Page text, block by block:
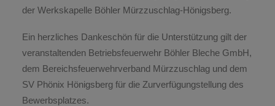
der Werkskapelle Böhler Mürzzuschlag-Hönigsberg.
Ein herzliches Dankeschön für die Unterstützung gilt der
veranstaltenden Betriebsfeuerwehr Böhler Bleche GmbH,
dem Bereichsfeuerwehrverband Mürzzuschlag und dem
SV Phönix Hönigsberg für die Zurverfügungstellung des
Bewerbsplatzes.